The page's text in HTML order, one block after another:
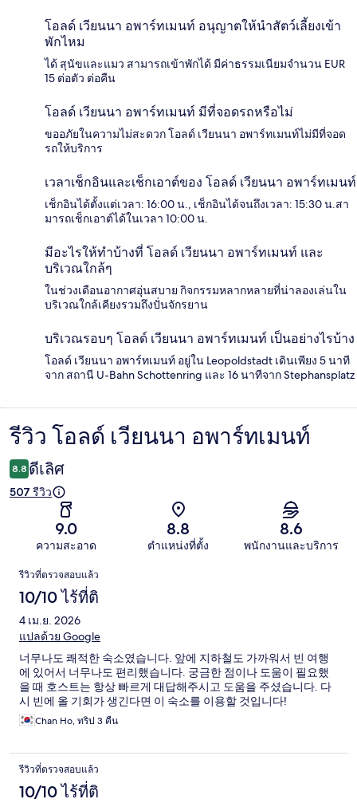
โอลด์ เวียนนา อพาร์ทเมนท์ อนุญาตให้นำสัตว์เลี้ยงเข้า
พักไหม
ได้ สุนัขและแมว สามารถเข้าพักได้ มีค่าธรรมเนียมจำนวน EUR
15 ต่อตัว ต่อคืน
โอลด์ เวียนนา อพาร์ทเมนท์ มีที่จอดรถหรือไม่
ขออภัยในความไม่สะดวก โอลด์ เวียนนา อพาร์ทเมนท์ไม่มีที่จอด
รถให้บริการ
เวลาเช็กอินและเช็กเอาต์ของ โอลด์ เวียนนา อพาร์ทเมนท์
เช็กอินได้ตั้งแต่เวลา: 16:00 น., เช็กอินได้จนถึงเวลา: 15:30 น.สา
มารถเช็กเอาต์ได้ในเวลา 10:00 น.
มีอะไรให้ทำบ้างที่ โอลด์ เวียนนา อพาร์ทเมนท์ และ
บริเวณใกล้ๆ
ในช่วงเดือนอากาศอุ่นสบาย กิจกรรมหลากหลายที่น่าลองเล่นใน
บริเวณใกล้เคียงรวมถึงปั่นจักรยาน
บริเวณรอบๆ โอลด์ เวียนนา อพาร์ทเมนท์ เป็นอย่างไรบ้าง
โอลด์ เวียนนา อพาร์ทเมนท์ อยู่ใน Leopoldstadt เดินเพียง 5 นาที
จาก สถานี U-Bahn Schottenring และ 16 นาทีจาก Stephansplatz
รีวิว
รีวิว โอลด์ เวียนนา อพาร์ทเมนท์
8.8 ดีเลิศ
507 รีวิว
9.0
ความสะอาด
8.8
ตำแหน่งที่ตั้ง
8.6
พนักงานและบริการ
รีวิว
รีวิวที่ตรวจสอบแล้ว
10/10 ไร้ที่ติ
4 เม.ย. 2026
แปลด้วย Google
너무나도 쾌적한 숙소였습니다. 앞에 지하철도 가까워서 빈 여행
에 있어서 너무나도 편리했습니다. 궁금한 점이나 도움이 필요했
을 때 호스트는 항상 빠르게 대답해주시고 도움을 주셨습니다. 다
시 빈에 올 기회가 생긴다면 이 숙소를 이용할 것입니다!
Chan Ho, ทริป 3 คืน
รีวิวที่ตรวจสอบแล้ว
10/10 ไร้ที่ติ